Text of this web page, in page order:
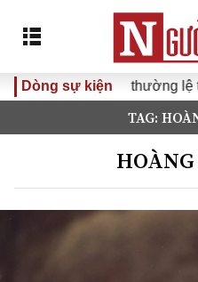
Dòng sự kiện
lệ thứ nhất, Quốc hội
TAG: